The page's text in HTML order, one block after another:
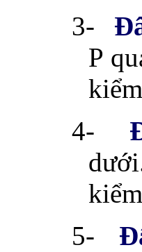
3-
P
4-
5-